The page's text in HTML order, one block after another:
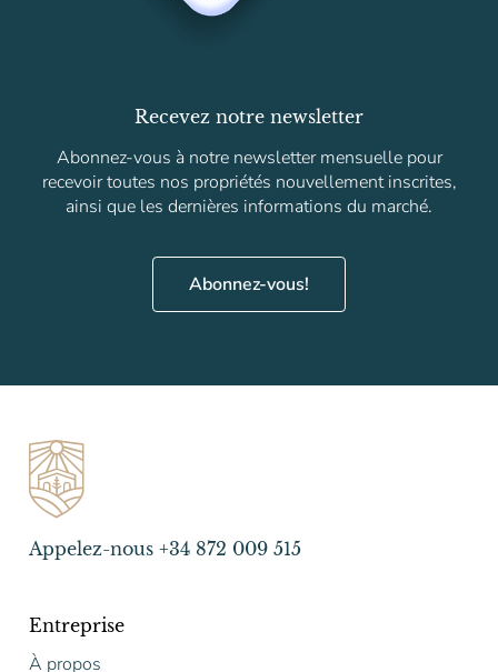
Recevez notre newsletter
Abonnez-vous à notre newsletter mensuelle pour
recevoir toutes nos propriétés nouvellement inscrites,
ainsi que les dernières informations du marché.
Abonnez-vous!
Appelez-nous +34 872 009 515
Entreprise
À propos